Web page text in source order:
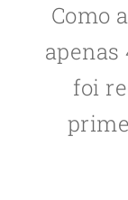
Como
apenas
foi